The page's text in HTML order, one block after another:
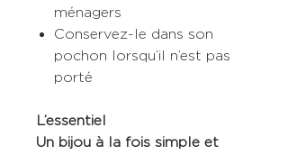
ménagers
Conservez-le dans son
pochon lorsqu’il n’est pas
porté
L’essentiel
Un bijou à la fois simple et